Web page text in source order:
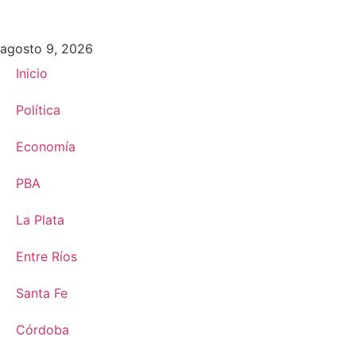
agosto 9, 2026
Inicio
Política
Economía
PBA
La Plata
Entre Ríos
Santa Fe
Córdoba